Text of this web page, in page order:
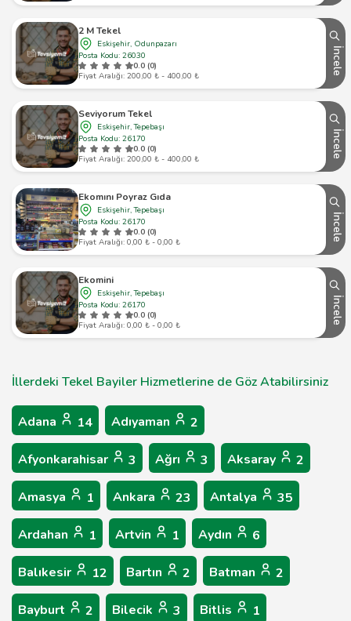
2 M Tekel
Eskişehir, Odunpazarı
Posta Kodu: 26030
0.0 (0)
Fiyat Aralığı: 200,00 ₺ - 400,00 ₺
İncele
Seviyorum Tekel
Eskişehir, Tepebaşı
Posta Kodu: 26170
0.0 (0)
Fiyat Aralığı: 200,00 ₺ - 400,00 ₺
İncele
Ekomını Poyraz Gıda
Eskişehir, Tepebaşı
Posta Kodu: 26170
0.0 (0)
Fiyat Aralığı: 0,00 ₺ - 0,00 ₺
İncele
Ekomini
Eskişehir, Tepebaşı
Posta Kodu: 26170
0.0 (0)
Fiyat Aralığı: 0,00 ₺ - 0,00 ₺
İncele
İllerdeki Tekel Bayiler Hizmetlerine de Göz Atabilirsiniz
Adana 14 Adıyaman 2
Afyonkarahisar 3 Ağrı 3 Aksaray 2
Amasya 1 Ankara 23 Antalya 35
Ardahan 1 Artvin 1 Aydın 6
Balıkesir 12 Bartın 2 Batman 2
Bayburt 2 Bilecik 3 Bitlis 1